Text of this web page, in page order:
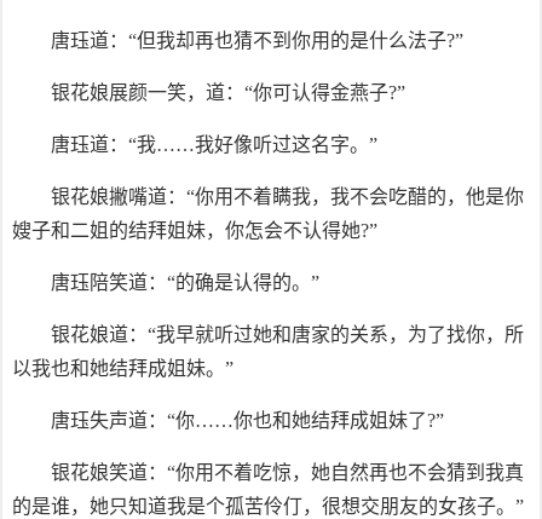
唐珏道：“但我却再也猜不到你用的是什么法子?”
银花娘展颜一笑，道：“你可认得金燕子?”
唐珏道：“我……我好像听过这名字。”
银花娘撇嘴道：“你用不着瞒我，我不会吃醋的，他是你
嫂子和二姐的结拜姐妹，你怎会不认得她?”
唐珏陪笑道：“的确是认得的。”
银花娘道：“我早就听过她和唐家的关系，为了找你，所
以我也和她结拜成姐妹。”
唐珏失声道：“你……你也和她结拜成姐妹了?”
银花娘笑道：“你用不着吃惊，她自然再也不会猜到我真
的是谁，她只知道我是个孤苦伶仃，很想交朋友的女孩子。”